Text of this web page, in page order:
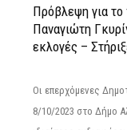
Πρόβλεψη για
Παναγιώτη
εκλογές –
Οι επερχόμενες
8/10/2023 στο Δήμο